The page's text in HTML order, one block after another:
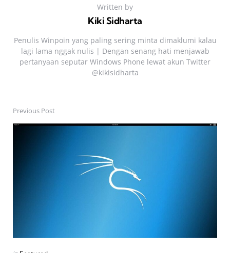
Written by
Kiki Sidharta
Penulis Winpoin yang paling sering minta dimaklumi kalau
lagi lama nggak nulis | Dengan senang hati menjawab
pertanyaan seputar Windows Phone lewat akun Twitter
@kikisidharta
Post
navigation
Previous Post